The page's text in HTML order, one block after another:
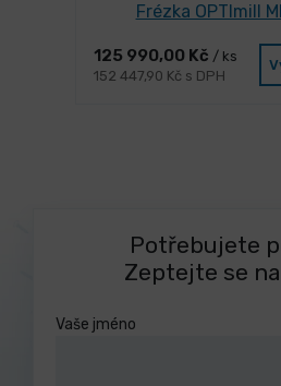
Frézka OPTImill
125 990,00 Kč / ks
152 447,90 Kč s DPH
Potřebujete
Zeptejte se
Vaše jméno